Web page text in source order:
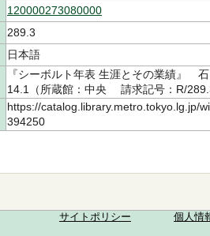
120000273080000
289.3
日本語
『シーボルト年表 生涯とその業績』
14.1（所蔵館：中央 請求記号：R/
https://catalog.library.metro.tokyo.lg.jp/
394250
サイトポリシー 個人情